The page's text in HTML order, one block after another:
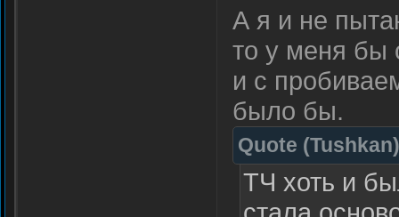
А я и не
то у меня бы
и с
было бы.
Quote (Tushkan)
ТЧ хоть и